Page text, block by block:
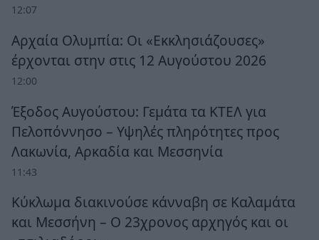
12:07
Αρχαία Ολυμπία: Οι «Εκκλησιάζουσες»
έρχονται στην στις 12 Αυγούστου 2026
12:00
Έξοδος Αυγούστου: Γεμάτα τα ΚΤΕΛ για
Πελοπόννησο – Υψηλές πληρότητες προς
Λακωνία, Αρκαδία και Μεσσηνία
11:43
Κύκλωμα διακινούσε κάνναβη σε Καλαμάτα
και Μεσσήνη – Ο 23χρονος αρχηγός και οι